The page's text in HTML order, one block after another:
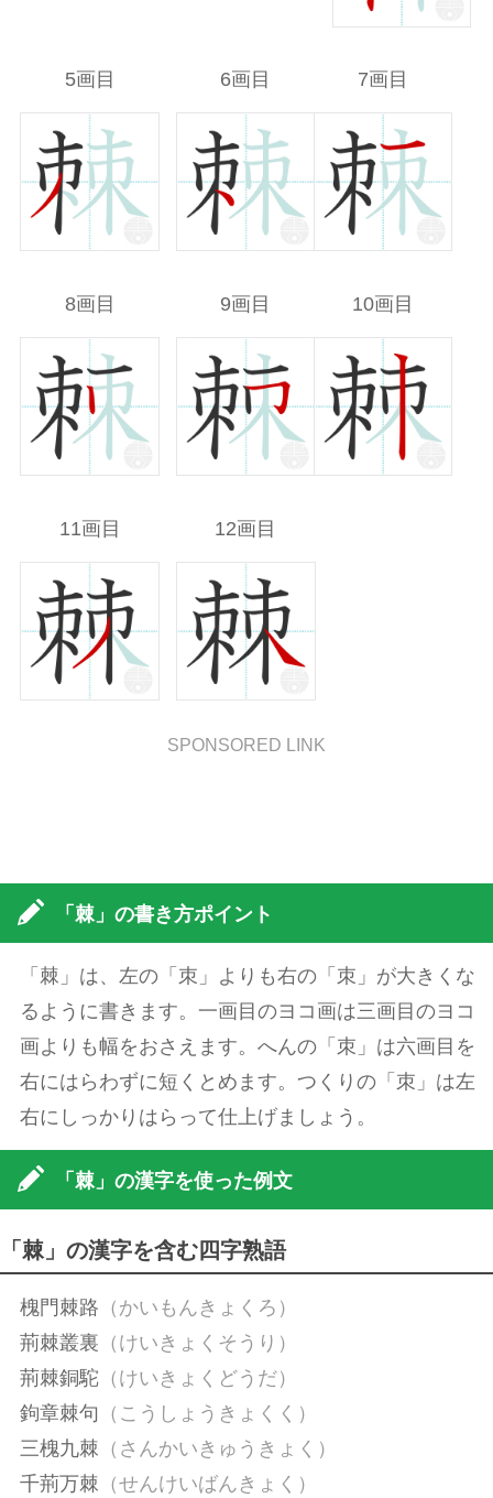
5画目 6画目 7画目
8画目 9画目 10画目
11画目 12画目
SPONSORED LINK
「棘」の書き方ポイント
「棘」は、左の「朿」よりも右の「朿」が大きくな
るように書きます。一画目のヨコ画は三画目のヨコ
画よりも幅をおさえます。へんの「朿」は六画目を
右にはらわずに短くとめます。つくりの「朿」は左
右にしっかりはらって仕上げましょう。
「棘」の漢字を使った例文
「棘」の漢字を含む四字熟語
槐門棘路 （かいもんきょくろ）
荊棘叢裏 （けいきょくそうり）
荊棘銅駝（けいきょくどうだ）
鉤章棘句 （こうしょうきょくく）
三槐九棘 （さんかいきゅうきょく）
千荊万棘 （せんけいばんきょく）